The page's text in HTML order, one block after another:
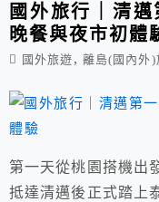
國外旅行｜清
晚餐與夜市初體
國外旅遊 , 離島(國內外)
第一天從桃園搭機出
抵達清邁後正式踏上